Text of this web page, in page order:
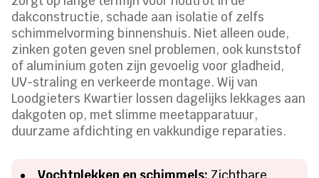
dakconstructie, schade aan isolatie of zelfs
schimmelvorming binnenshuis. Niet alleen oude,
zinken goten geven snel problemen, ook kunststof
of aluminium goten zijn gevoelig voor gladheid,
UV-straling en verkeerde montage. Wij van
Loodgieters Kwartier lossen dagelijks lekkages aan
dakgoten op, met slimme meetapparatuur,
duurzame afdichting en vakkundige reparaties.